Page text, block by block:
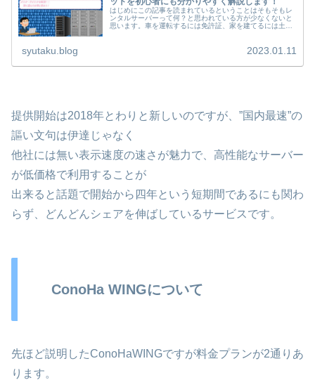
はじめにこの記事を読まれているということはそもそもレ
ンタルサーバーって何？と思われている方が少なくないと
思います。車を運転するには免許証、家を建てるには土地
syutaku.blog 2023.01.11
提供開始は2018年とわりと新しいのですが、”国内最速”の
謳い文句は伊達じゃなく
他社には無い表示速度の速さが魅力で、高性能なサーバー
が低価格で利用することが
出来ると話題で開始から四年という短期間であるにも関わ
らず、どんどんシェアを伸ばしているサービスです。
ConoHa WINGについて
先ほど説明したConoHaWINGですが料金プランが2通りあ
ります。